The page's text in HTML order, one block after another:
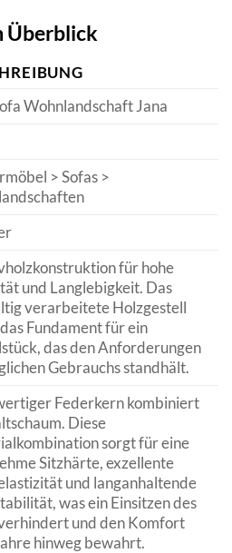
Überblick
Wohnlandschaft Jana
> Sofas >
für hohe
und Langlebigkeit. Das
verarbeitete Holzgestell
Fundament für ein
das den Anforderungen
Gebrauchs standhält.
Federkern kombiniert
Diese
sorgt für eine
Sitzhärte, exzellente
und langanhaltende
was ein Einsitzen des
und den Komfort
hinweg bewahrt.